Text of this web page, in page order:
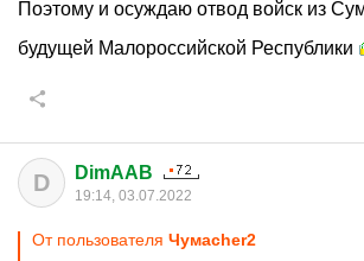
Поэтому и осуждаю отвод войск из
будущей Малороссийской Республики
D DimAAB
19:14, 03.07.2022
От пользователя Чумаcher2